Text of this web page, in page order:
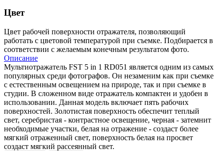
Цвет
Цвет рабочей поверхности отражателя, позволяющий
работать с цветовой температурой при съемке. Подбирается в
соответствии с желаемым конечным результатом фото.
Описание
Мультиотражатель FST 5 in 1 RD051 является одним из самых
популярных среди фотографов. Он незаменим как при съемке
с естественным освещением на природе, так и при съемке в
студии. В сложенном виде отражатель компактен и удобен в
использовании. Данная модель включает пять рабочих
поверхностей. Золотистая поверхность обеспечит теплый
свет, серебристая - контрастное освещение, черная - затемнит
необходимые участки, белая на отражение - создаст более
мягкий отраженный свет, поверхность белая на просвет
создаст мягкий рассеянный свет.